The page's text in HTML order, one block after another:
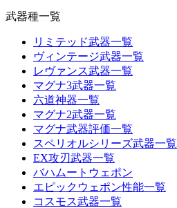
武器種一覧
リミテッド武器一覧
ヴィンテージ武器一覧
レヴァンス武器一覧
マグナ3武器一覧
六道神器一覧
マグナ2武器一覧
マグナ武器評価一覧
スペリオルシリーズ武器一覧
EX攻刃武器一覧
バハムートウェポン
エピックウェポン性能一覧
コスモス武器一覧